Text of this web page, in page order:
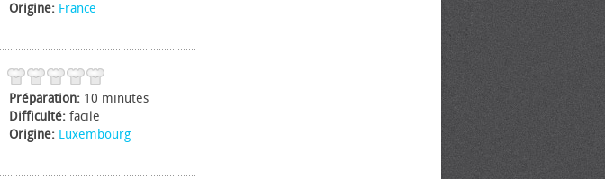
Origine: France
Préparation: 10 minutes
Difficulté: facile
Origine: Luxembourg